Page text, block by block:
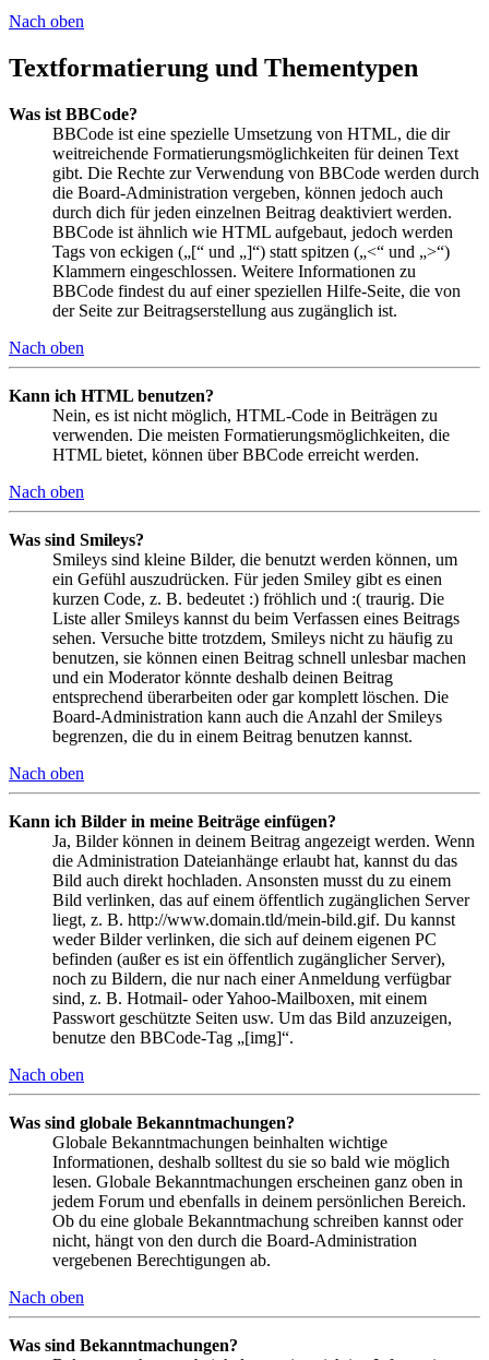
Nach oben
Textformatierung und Thementypen
Was ist BBCode?
BBCode ist eine spezielle Umsetzung von HTML, die dir
weitreichende Formatierungsmöglichkeiten für deinen Text
gibt. Die Rechte zur Verwendung von BBCode werden durch
die Board-Administration vergeben, können jedoch auch
durch dich für jeden einzelnen Beitrag deaktiviert werden.
BBCode ist ähnlich wie HTML aufgebaut, jedoch werden
Tags von eckigen („[“ und „]“) statt spitzen („<“ und „>“)
Klammern eingeschlossen. Weitere Informationen zu
BBCode findest du auf einer speziellen Hilfe-Seite, die von
der Seite zur Beitragserstellung aus zugänglich ist.
Nach oben
Kann ich HTML benutzen?
Nein, es ist nicht möglich, HTML-Code in Beiträgen zu
verwenden. Die meisten Formatierungsmöglichkeiten, die
HTML bietet, können über BBCode erreicht werden.
Nach oben
Was sind Smileys?
Smileys sind kleine Bilder, die benutzt werden können, um
ein Gefühl auszudrücken. Für jeden Smiley gibt es einen
kurzen Code, z. B. bedeutet :) fröhlich und :( traurig. Die
Liste aller Smileys kannst du beim Verfassen eines Beitrags
sehen. Versuche bitte trotzdem, Smileys nicht zu häufig zu
benutzen, sie können einen Beitrag schnell unlesbar machen
und ein Moderator könnte deshalb deinen Beitrag
entsprechend überarbeiten oder gar komplett löschen. Die
Board-Administration kann auch die Anzahl der Smileys
begrenzen, die du in einem Beitrag benutzen kannst.
Nach oben
Kann ich Bilder in meine Beiträge einfügen?
Ja, Bilder können in deinem Beitrag angezeigt werden. Wenn
die Administration Dateianhänge erlaubt hat, kannst du das
Bild auch direkt hochladen. Ansonsten musst du zu einem
Bild verlinken, das auf einem öffentlich zugänglichen Server
liegt, z. B. http://www.domain.tld/mein-bild.gif. Du kannst
weder Bilder verlinken, die sich auf deinem eigenen PC
befinden (außer es ist ein öffentlich zugänglicher Server),
noch zu Bildern, die nur nach einer Anmeldung verfügbar
sind, z. B. Hotmail- oder Yahoo-Mailboxen, mit einem
Passwort geschützte Seiten usw. Um das Bild anzuzeigen,
benutze den BBCode-Tag „[img]“.
Nach oben
Was sind globale Bekanntmachungen?
Globale Bekanntmachungen beinhalten wichtige
Informationen, deshalb solltest du sie so bald wie möglich
lesen. Globale Bekanntmachungen erscheinen ganz oben in
jedem Forum und ebenfalls in deinem persönlichen Bereich.
Ob du eine globale Bekanntmachung schreiben kannst oder
nicht, hängt von den durch die Board-Administration
vergebenen Berechtigungen ab.
Nach oben
Was sind Bekanntmachungen?